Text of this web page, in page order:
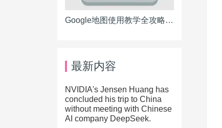
Google地图使用教学全攻略！让您搞懂如何活用导航、路径规划、街景所有功能
最新内容
NVIDIA's Jensen Huang has
concluded his trip to China
without meeting with Chinese
AI company DeepSeek.